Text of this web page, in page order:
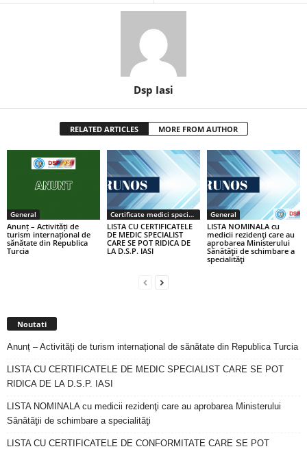
Dsp Iasi
RELATED ARTICLES MORE FROM AUTHOR
General
Anunț – Activități de
turism internațional de
sănătate din Republica
Turcia
Certificate medici specialiști / primari
LISTA CU CERTIFICATELE
DE MEDIC SPECIALIST
CARE SE POT RIDICA DE
LA D.S.P. IASI
General
LISTA NOMINALA cu
medicii rezidenţi care au
aprobarea Ministerului
Sănătăţii de schimbare a
specialităţi
Noutati
Anunț – Activități de turism internațional de sănătate din Republica Turcia
LISTA CU CERTIFICATELE DE MEDIC SPECIALIST CARE SE POT
RIDICA DE LA D.S.P. IASI
LISTA NOMINALA cu medicii rezidenţi care au aprobarea Ministerului
Sănătăţii de schimbare a specialităţi
LISTA CU CERTIFICATELE DE CONFORMITATE CARE SE POT